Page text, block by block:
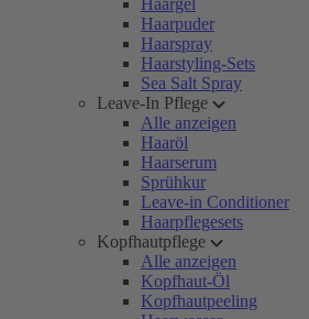
Haargel
Haarpuder
Haarspray
Haarstyling-Sets
Sea Salt Spray
Leave-In Pflege
Alle anzeigen
Haaröl
Haarserum
Sprühkur
Leave-in Conditioner
Haarpflegesets
Kopfhautpflege
Alle anzeigen
Kopfhaut-Öl
Kopfhautpeeling